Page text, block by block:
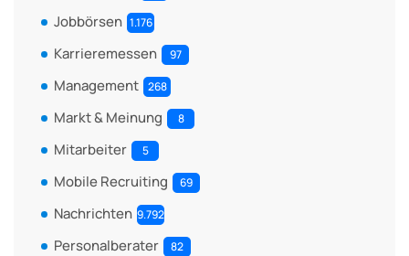
Jobbörsen 1.176
Karrieremessen 97
Management 268
Markt & Meinung 8
Mitarbeiter 5
Mobile Recruiting 69
Nachrichten 9.792
Personalberater 82